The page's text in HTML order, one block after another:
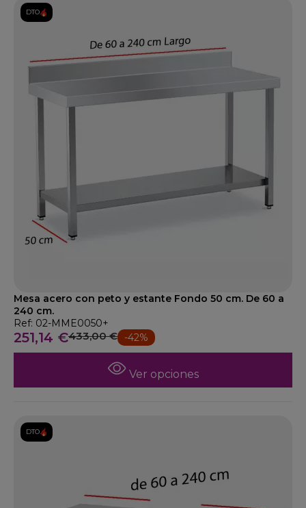
DTO.
Mesa acero con peto y estante Fondo 50 cm. De 60 a
240 cm.
Ref: 02-MME0050+
251,14 €433,00 € -42%
Ver opciones
DTO.